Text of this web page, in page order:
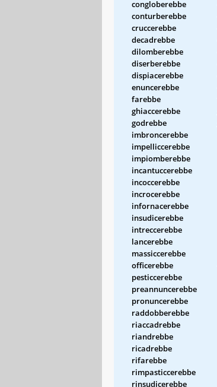
congloberebbe
conturberebbe
cruccerebbe
decadrebbe
dilomberebbe
diserberebbe
dispiacerebbe
enuncerebbe
farebbe
ghiaccerebbe
godrebbe
imbroncerebbe
impelliccerebbe
impiomberebbe
incantuccerebbe
incoccerebbe
incrocerebbe
infornacerebbe
insudicerebbe
intreccerebbe
lancerebbe
massiccerebbe
officerebbe
pesticcerebbe
preannuncerebbe
pronuncerebbe
raddobberebbe
riaccadrebbe
riandrebbe
ricadrebbe
rifarebbe
rimpasticcerebbe
rinsudicerebbe